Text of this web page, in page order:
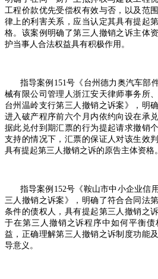
工程价款优先受偿权有效与否，以及范
律上的利害关系，应当认定其具有提起
格。该案例明确了第三人撤销之诉主体
护当事人合法权益具有积极作用。
指导案例 151号《台州德力奥汽车部
械有限公司管理人浙江安天律师事务所
台州温岭支行第三人撤销之诉案》，明
进入破产程序前六个月内依约向设在承
据此兑付到期汇票的行为提起请求撤销
支持的情况下，汇票的保证人对该生效
具有提起第三人撤销之诉的原告主体资格。
指导案例 152号《鞍山市中小企业信
三人撤销之诉案》，明确了符合合同法
条件的债权人，具有提起第三人撤销之
于在第三人撤销之诉程序中如何平衡债
益，正确理解第三人撤销之诉制度功能
导意义。